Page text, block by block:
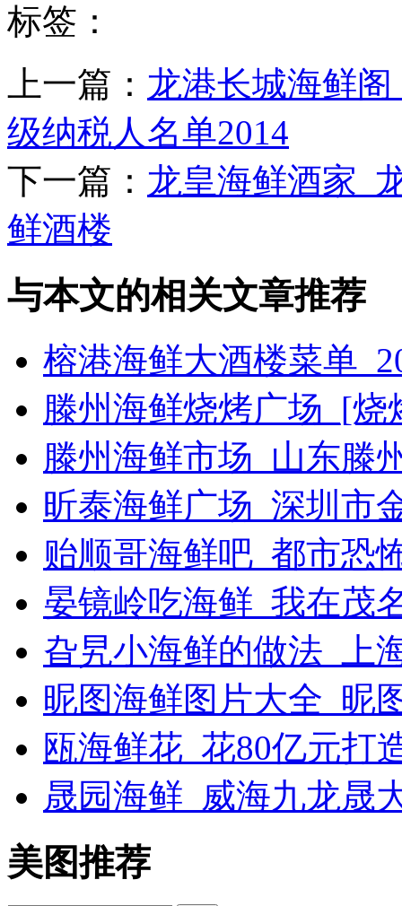
标签：
上一篇： 龙港长城海鲜
级纳税人名单2014
下一篇： 龙皇海鲜酒家_
鲜酒楼
与本文的相关文章推荐
榕港海鲜大酒楼菜单
滕州海鲜烧烤广场_[
滕州海鲜市场_山东滕
昕泰海鲜广场_深圳市
贻顺哥海鲜吧_都市恐
晏镜岭吃海鲜_我在茂
旮旯小海鲜的做法_上
昵图海鲜图片大全_昵
瓯海鲜花_花80亿元打
晟园海鲜_威海九龙晟
美图推荐